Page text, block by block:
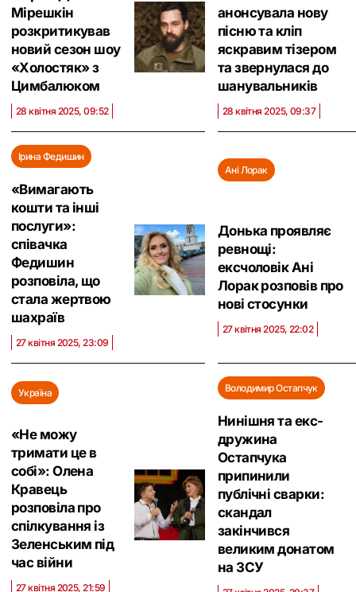
Мірешкін
розкритикував
новий сезон шоу
«Холостяк» з
Цимбалюком
28 квітня 2025, 09:52
анонсувала нову
пісню та кліп
яскравим тізером
та звернулася до
шанувальників
28 квітня 2025, 09:37
Ірина Федишин
«Вимагають
кошти та інші
послуги»:
співачка
Федишин
розповіла, що
стала жертвою
шахраїв
27 квітня 2025, 23:09
Ані Лорак
Донька проявляє
ревнощі:
ексчоловік Ані
Лорак розповів про
нові стосунки
27 квітня 2025, 22:02
Україна
«Не можу
тримати це в
собі»: Олена
Кравець
розповіла про
спілкування із
Зеленським під
час війни
27 квітня 2025, 21:59
Володимир Остапчук
Нинішня та екс-
дружина
Остапчука
припинили
публічні сварки:
скандал
закінчився
великим донатом
на ЗСУ